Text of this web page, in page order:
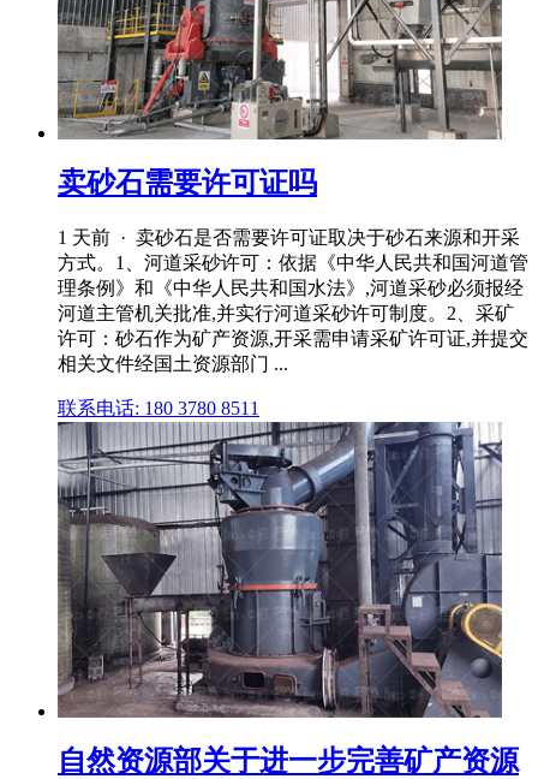
卖砂石需要许可证吗
1 天前 · 卖砂石是否需要许可证取决于砂石来源和开采
方式。1、河道采砂许可：依据《中华人民共和国河道管
理条例》和《中华人民共和国水法》,河道采砂必须报经
河道主管机关批准,并实行河道采砂许可制度。2、采矿
许可：砂石作为矿产资源,开采需申请采矿许可证,并提交
相关文件经国土资源部门 ...
联系电话: 180 3780 8511
自然资源部关于进一步完善矿产资源